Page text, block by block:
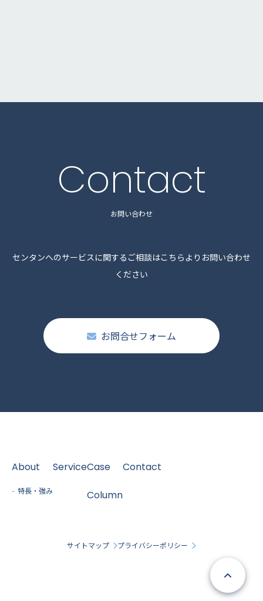
Contact
お問い合わせ
センタンへのサービスに関するご相談はこちらよりお問い合わせ
ください
お問合せフォーム
About
特長・強み
ServiceCase
Column
Contact
サイトマップ プライバシーポリシー